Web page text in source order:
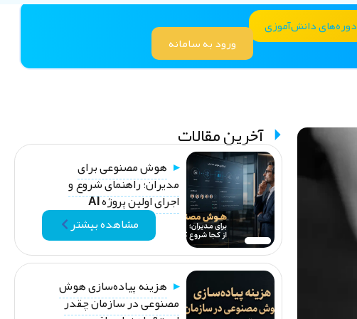
دوره‌های دانش‌آموزی
ورود به سامانه
آخرین مقالات
هوش مصنوعی برای
مدیران؛ راهنمای شروع و
اجرای اولین پروژه AI
مشاهده بیشتر
هزینه پیاده‌سازی هوش
مصنوعی در سازمان چقدر